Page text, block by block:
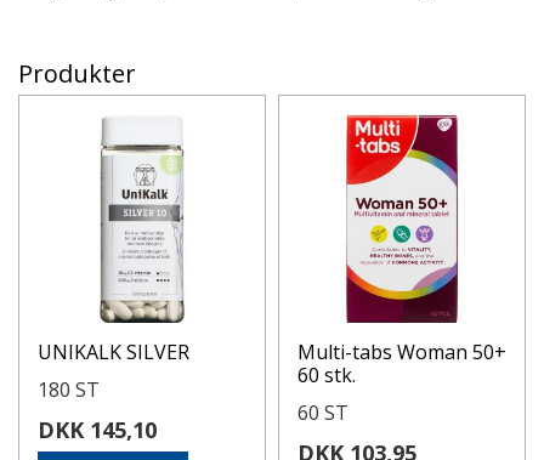
Produkter
UNIKALK SILVER
180 ST
DKK 145,10
Multi-tabs Woman 50+
60 stk.
60 ST
DKK 103,95